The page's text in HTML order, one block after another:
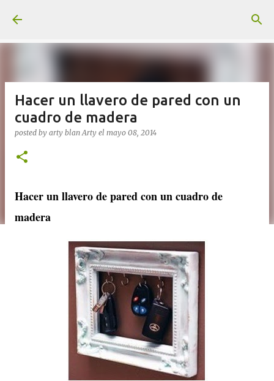
Hacer un llavero de pared con un
cuadro de madera
posted by arty blanArty el mayo 08, 2014
Hacer un llavero de pared con un cuadro de
madera